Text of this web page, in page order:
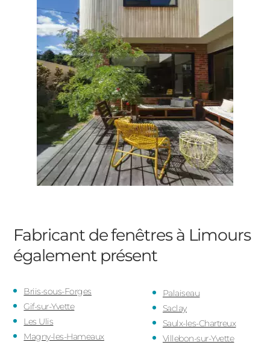
Fabricant de fenêtres à Limours
également présent
Briis-sous-Forges
Gif-sur-Yvette
Les Ulis
Magny-les-Hameaux
Palaiseau
Saclay
Saulx-les-Chartreux
Villebon-sur-Yvette